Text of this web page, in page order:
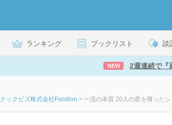
ランキング ブックリスト 談
NEW 2週連続で『
クックビズ株式会社Foodion > 一流の本質 20人の星を獲った